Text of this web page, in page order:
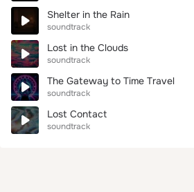
Shelter in the Rain
soundtrack
Lost in the Clouds
soundtrack
The Gateway to Time Travel
soundtrack
Lost Contact
soundtrack